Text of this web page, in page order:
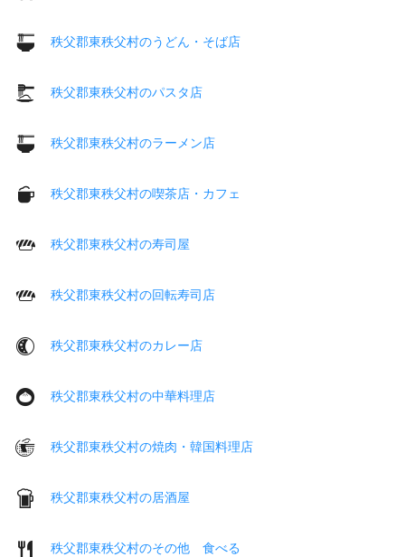
秩父郡東秩父村のうどん・そば店
秩父郡東秩父村のパスタ店
秩父郡東秩父村のラーメン店
秩父郡東秩父村の喫茶店・カフェ
秩父郡東秩父村の寿司屋
秩父郡東秩父村の回転寿司店
秩父郡東秩父村のカレー店
秩父郡東秩父村の中華料理店
秩父郡東秩父村の焼肉・韓国料理店
秩父郡東秩父村の居酒屋
秩父郡東秩父村のその他 食べる